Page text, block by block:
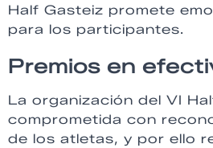
Half Gasteiz promete
para los participantes.
Premios en
La organización del VI
comprometida con
de los atletas, y por ello